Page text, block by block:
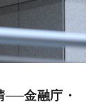
──金融庁・